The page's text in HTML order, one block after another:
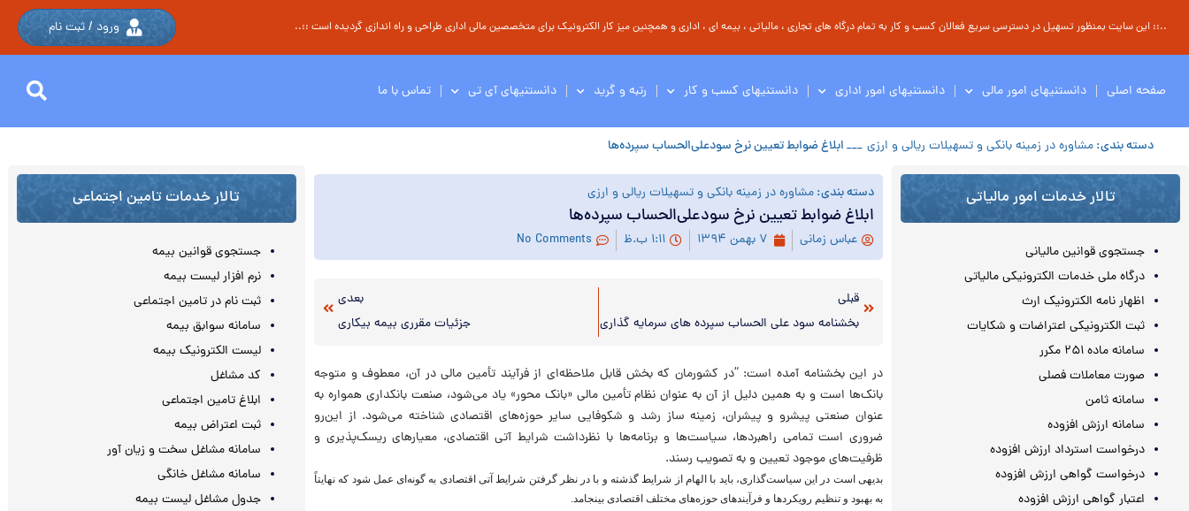
..:: این سایت بمنظور تسهیل در دسترسی سریع فعالان کسب و کار به تمام درگاه های تجاری ، مالیاتی ، بیمه ای ، اداری و همچنین میز کار الکترونیک برای متخصصین مالی اداری طراحی و راه اندازی گردیده است ::.. ورود / ثبت نام
صفحه اصلی دانستنیهای امور مالی دانستنیهای امور اداری دانستنیهای کسب و کار رتبه و گرید دانستنیهای آی تی تماس با ما
دسته بندی:مشاوره در زمینه بانکی و تسهیلات ریالی و ارزی ___ ابلاغ ضوابط تعیین نرخ سودعلی‌الحساب سپرده‌ها
تالار خدمات امور مالیاتی
جستجوی قوانین مالیانی
درگاه ملی خدمات الکترونیکی مالیاتی
اظهار نامه الکترونیک ارث
ثبت الکترونیکی اعتراضات و شکایات
سامانه ماده ۲۵۱ مکرر
صورت معاملات فصلی
سامانه ثامن
سامانه ارزش افزوده
درخواست استرداد ارزش افزوده
درخواست گواهی ارزش افزوده
اعتبار گواهی ارزش افزوده
دسته بندی:مشاوره در زمینه بانکی و تسهیلات ریالی و ارزی
ابلاغ ضوابط تعیین نرخ سودعلی‌الحساب سپرده‌ها
عباس زمانی ۷ بهمن ۱۳۹۴ ۱:۱۱ ب.ظ No Comments
قبلی
بخشنامه سود علی الحساب سپرده های سرمایه گذاری
بعدی
جزئیات مقرری بیمه‌ بیکاری
در این بخشنامه آمده است: “در کشورمان که بخش قابل ملاحظه‌ای از فرآیند تأمین مالی در آن، معطوف و متوجه
بانک‌ها است و به همین دلیل از آن به عنوان نظام تأمین مالی «بانک محور» یاد می‌شود، صنعت بانکداری همواره به
عنوان صنعتی پیشرو و پیشران، زمینه ساز رشد و شکوفایی سایر حوزه‌های اقتصادی شناخته می‌شود. از این‌رو
ضروری است تمامی راهبرد‌ها، سیاست‌ها و برنامه‌ها با نظر‌داشت شرایط آتی اقتصادی، معیارهای ریسک‌پذیری و
ظرفیت‌های موجود تعیین و به تصویب ‌رسند.
بدیهی است در این سیاست‌گذاری، باید با الهام از شرایط گذشته و با در نظر گرفتن شرایط آتی اقتصادی به گونه‌ای عمل شود که نهایتاً
به بهبود و تنظیم رویکردها و فرآیندهای حوزه‌های مختلف اقتصادی بینجامد.
تالار خدمات تامین اجتماعی
جستجوی قوانین بیمه
نرم افزار لیست بیمه
ثبت نام در تامین اجتماعی
سامانه سوابق بیمه
لیست الکترونیک بیمه
کد مشاغل
ابلاغ تامین اجتماعی
ثبت اعتراض بیمه
سامانه مشاغل سخت و زیان آور
سامانه مشاغل خانگی
جدول مشاغل لیست بیمه